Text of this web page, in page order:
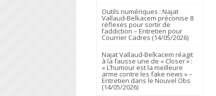
Outils numériques : Najat
Vallaud-Belkacem préconise 8
réflexes pour sortir de
l’addiction – Entretien pour
Courrier Cadres (14/05/2026)
Najat Vallaud-Belkacem réagit
à la fausse une de « Closer » :
« L’humour est la meilleure
arme contre les fake news » –
Entretien dans le Nouvel Obs
(14/05/2026)